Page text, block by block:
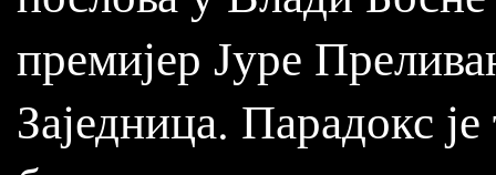
премијер Јуре
Заједница. Парадокс